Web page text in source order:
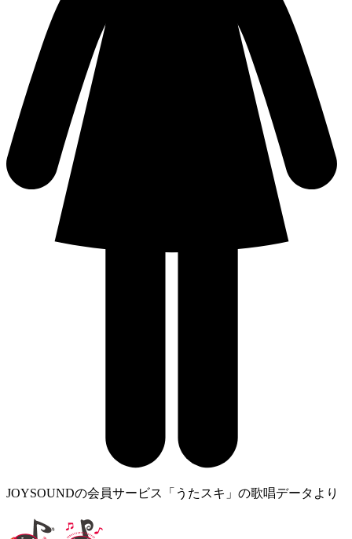
JOYSOUNDの会員サービス「うたスキ」の歌唱データより